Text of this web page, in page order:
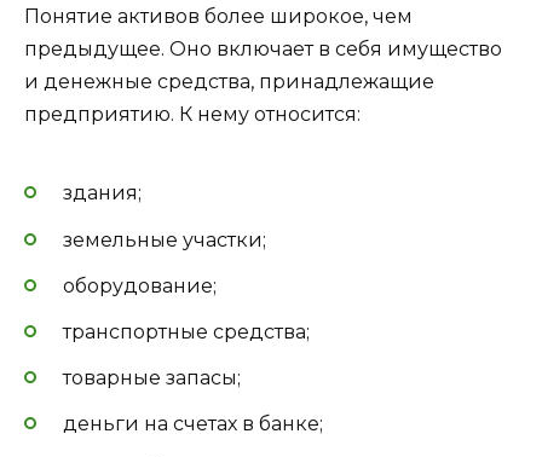
Понятие активов более широкое, чем
предыдущее. Оно включает в себя имущество
и денежные средства, принадлежащие
предприятию. К нему относится:
здания;
земельные участки;
оборудование;
транспортные средства;
товарные запасы;
деньги на счетах в банке;